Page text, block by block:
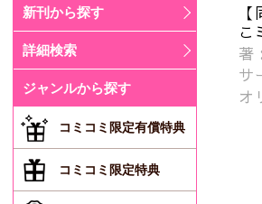
こ
キ
著
サ
の
オ
新刊から探す
詳細検索
ジャンルから探す
コミコミ限定有償特典
コミコミ限定特典